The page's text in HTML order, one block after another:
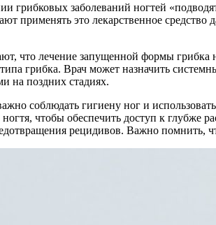
грибковых заболеваний ногтей
применять это лекарственное средство
что лечение запущенной формы грибка
грибка. Врач может назначить
на поздних стадиях.
соблюдать гигиену ног и
чтобы обеспечить доступ к глубже
рецидивов. Важно помнить,